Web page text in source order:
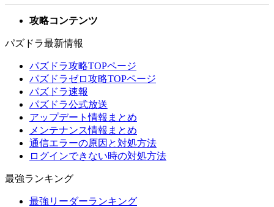
攻略コンテンツ
パズドラ最新情報
パズドラ攻略TOPページ
パズドラゼロ攻略TOPページ
パズドラ速報
パズドラ公式放送
アップデート情報まとめ
メンテナンス情報まとめ
通信エラーの原因と対処方法
ログインできない時の対処方法
最強ランキング
最強リーダーランキング